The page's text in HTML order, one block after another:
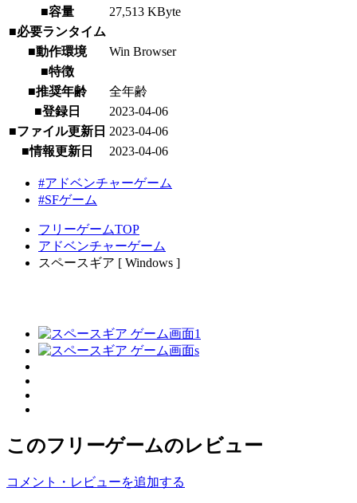
■容量
27,513 KByte
■必要ランタイム
■動作環境
Win Browser
■特徴
■推奨年齢
全年齢
■登録日
2023-04-06
■ファイル更新日 2023-04-06
■情報更新日
2023-04-06
#アドベンチャーゲーム
#SFゲーム
フリーゲームTOP
アドベンチャーゲーム
スペースギア [ Windows ]
このフリーゲームのレビュー
コメント・レビューを追加する